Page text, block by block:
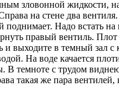
зловонной жидкости,
на стене два
поднимает. Надо встать
правый вентиль. Плот
и выходите в темный зал с
На воде качается
В темноте с трудом
такая же пара вентилей,